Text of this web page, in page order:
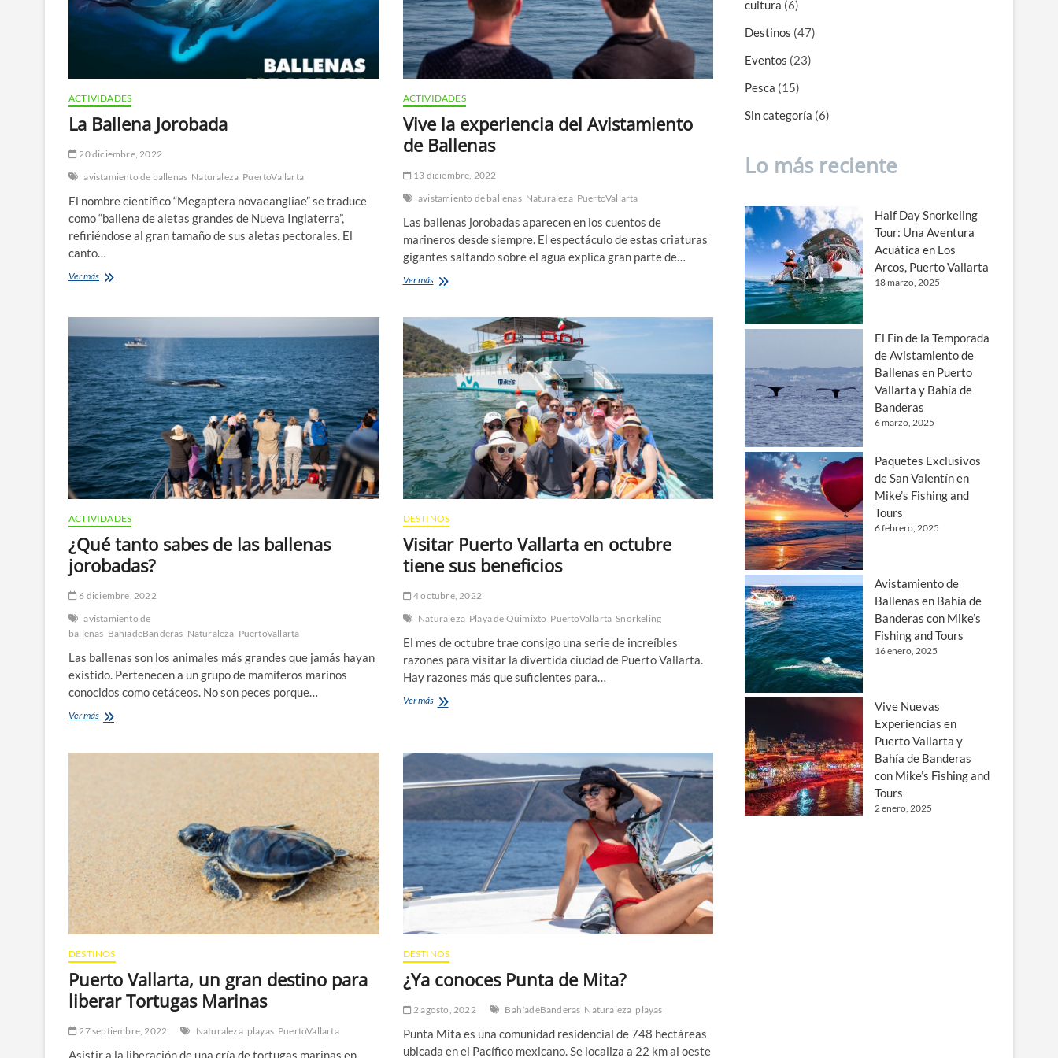
ACTIVIDADES
La Ballena Jorobada
20 diciembre, 2022
avistamiento de ballenas Naturaleza PuertoVallarta
El nombre científico “Megaptera novaeangliae” se traduce
como “ballena de aletas grandes de Nueva Inglaterra”,
refiriéndose al gran tamaño de sus aletas pectorales. El
canto…
Ver másLa
ACTIVIDADES
Vive la experiencia del Avistamiento
de Ballenas
13 diciembre, 2022
avistamiento de ballenas Naturaleza PuertoVallarta
Las ballenas jorobadas aparecen en los cuentos de
marineros desde siempre. El espectáculo de estas criaturas
gigantes saltando sobre el agua explica gran parte de…
Ver másVive
Avistamiento
de
Ballenas
ACTIVIDADES
¿Qué tanto sabes de las ballenas
jorobadas?
6 diciembre, 2022
avistamiento de
ballenas BahíadeBanderas Naturaleza PuertoVallarta
Las ballenas son los animales más grandes que jamás hayan
existido. Pertenecen a un grupo de mamíferos marinos
conocidos como cetáceos. No son peces porque…
Ver más¿Qué
DESTINOS
Visitar Puerto Vallarta en octubre
tiene sus beneficios
4 octubre, 2022
Naturaleza Playa de Quimixto PuertoVallarta Snorkeling
El mes de octubre trae consigo una serie de increíbles
razones para visitar la divertida ciudad de Puerto Vallarta.
Hay razones más que suficientes para…
Ver másVisitar
octubre
sus
beneficios
DESTINOS
Puerto Vallarta, un gran destino para
liberar Tortugas Marinas
27 septiembre, 2022 Naturaleza playas PuertoVallarta
Asistir a la liberación de una cría de tortugas marinas en
DESTINOS
¿Ya conoces Punta de Mita?
2 agosto, 2022 BahíadeBanderas Naturaleza playas
Punta Mita es una comunidad residencial de 748 hectáreas
ubicada en el Pacífico mexicano. Se localiza a 22 km al oeste
cultura (6)
Destinos (47)
Eventos (23)
Pesca (15)
Sin categoría (6)
Lo más reciente
Half Day Snorkeling
Tour: Una Aventura
Acuática en Los
Arcos, Puerto Vallarta
18 marzo, 2025
El Fin de la Temporada
de Avistamiento de
Ballenas en Puerto
Vallarta y Bahía de
Banderas
6 marzo, 2025
Paquetes Exclusivos
de San Valentín en
Mike’s Fishing and
Tours
6 febrero, 2025
Avistamiento de
Ballenas en Bahía de
Banderas con Mike’s
Fishing and Tours
16 enero, 2025
Vive Nuevas
Experiencias en
Puerto Vallarta y
Bahía de Banderas
con Mike’s Fishing and
Tours
2 enero, 2025